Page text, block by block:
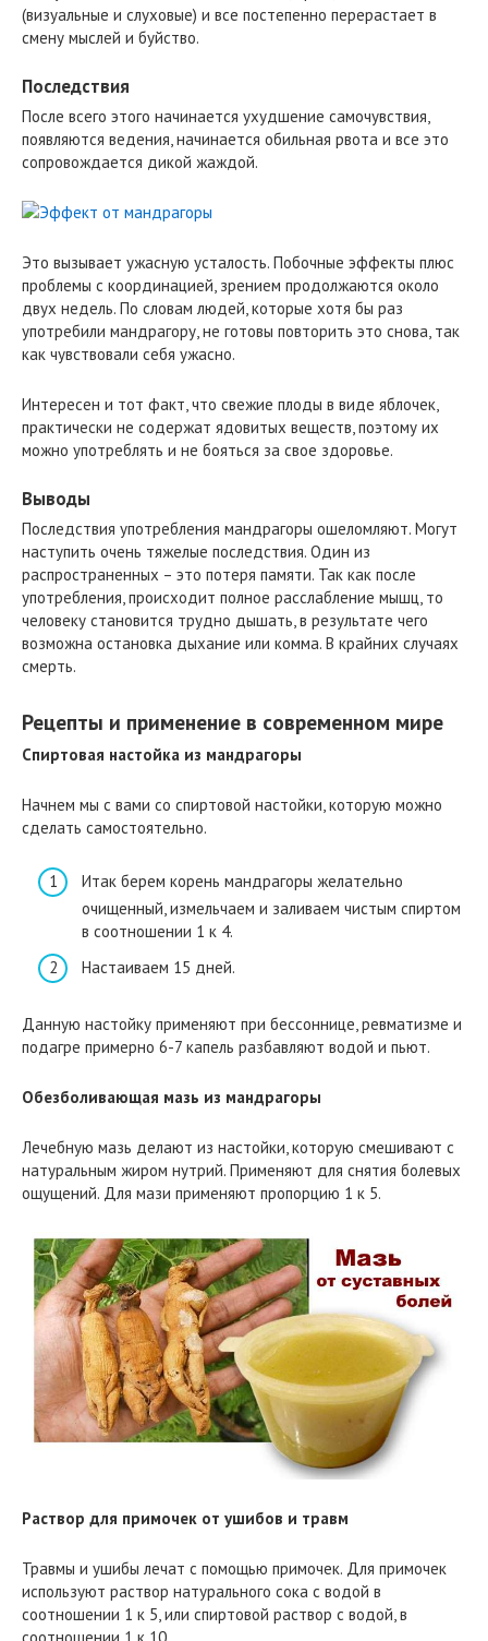
(визуальные и слуховые) и все постепенно перерастает в
смену мыслей и буйство.
Последствия
После всего этого начинается ухудшение самочувствия,
появляются ведения, начинается обильная рвота и все это
сопровождается дикой жаждой.
Это вызывает ужасную усталость. Побочные эффекты плюс
проблемы с координацией, зрением продолжаются около
двух недель. По словам людей, которые хотя бы раз
употребили мандрагору, не готовы повторить это снова, так
как чувствовали себя ужасно.
Интересен и тот факт, что свежие плоды в виде яблочек,
практически не содержат ядовитых веществ, поэтому их
можно употреблять и не бояться за свое здоровье.
Выводы
Последствия употребления мандрагоры ошеломляют. Могут
наступить очень тяжелые последствия. Один из
распространенных – это потеря памяти. Так как после
употребления, происходит полное расслабление мышц, то
человеку становится трудно дышать, в результате чего
возможна остановка дыхание или комма. В крайних случаях
смерть.
Рецепты и применение в современном мире
Спиртовая настойка из мандрагоры
Начнем мы с вами со спиртовой настойки, которую можно
сделать самостоятельно.
Итак берем корень мандрагоры желательно
очищенный, измельчаем и заливаем чистым спиртом
в соотношении 1 к 4.
Настаиваем 15 дней.
Данную настойку применяют при бессоннице, ревматизме и
подагре примерно 6-7 капель разбавляют водой и пьют.
Обезболивающая мазь из мандрагоры
Лечебную мазь делают из настойки, которую смешивают с
натуральным жиром нутрий. Применяют для снятия болевых
ощущений. Для мази применяют пропорцию 1 к 5.
Раствор для примочек от ушибов и травм
Травмы и ушибы лечат с помощью примочек. Для примочек
используют раствор натурального сока с водой в
соотношении 1 к 5, или спиртовой раствор с водой, в